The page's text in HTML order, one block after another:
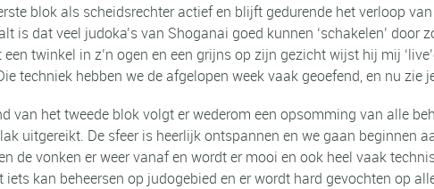
blok als scheidsrechter actief en blijft gedurende het verloop
is dat veel judoka’s van Shoganai goed kunnen ‘schakelen’
twinkel in z’n ogen en een grijns op zijn gezicht wijst hij mij
techniek hebben we de afgelopen week vaak geoefend, en nu
van het tweede blok volgt er wederom een opsomming van alle
uitgereikt. De sfeer is heerlijk ontspannen en we gaan beginnen
de vonken er weer vanaf en wordt er mooi en ook heel vaak
kan beheersen op judogebied en er wordt hard gevochten op